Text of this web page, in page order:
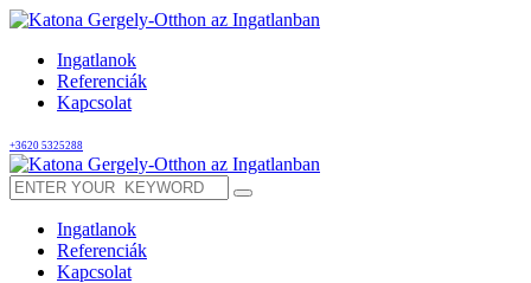
Ingatlanok
Referenciák
Kapcsolat
+3620 5325288
Ingatlanok
Referenciák
Kapcsolat